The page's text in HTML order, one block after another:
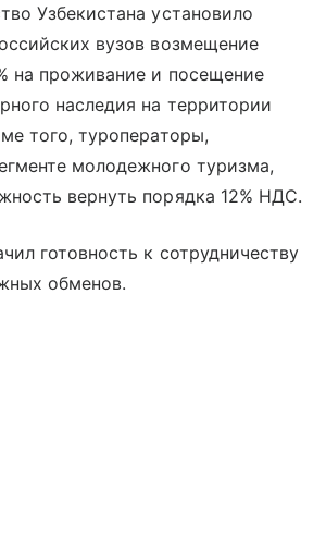
Узбекистана установило
вузов возмещение
на проживание и посещение
наследия на территории
того, туроператоры,
молодежного туризма,
вернуть порядка 12% НДС.
готовность к сотрудничеству
обменов.